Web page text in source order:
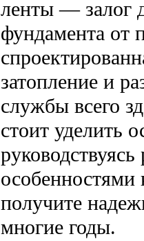
ленты — залог
фундамента от
затопление и
службы всего
стоит уделить
особенностями
получите
многие годы.